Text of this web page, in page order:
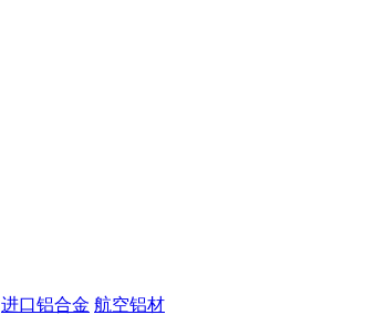
进口铝合金 航空铝材